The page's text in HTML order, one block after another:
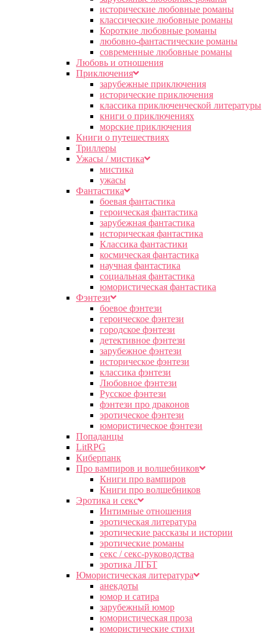
исторические любовные романы
классические любовные романы
Короткие любовные романы
любовно-фантастические романы
современные любовные романы
Любовь и отношения
Приключения
зарубежные приключения
исторические приключения
классика приключенческой литературы
книги о приключениях
морские приключения
Книги о путешествиях
Триллеры
Ужасы / мистика
мистика
ужасы
Фантастика
боевая фантастика
героическая фантастика
зарубежная фантастика
историческая фантастика
Классика фантастики
космическая фантастика
научная фантастика
социальная фантастика
юмористическая фантастика
Фэнтези
боевое фэнтези
героическое фэнтези
городское фэнтези
детективное фэнтези
зарубежное фэнтези
историческое фэнтези
классика фэнтези
Любовное фэнтези
Русское фэнтези
фэнтези про драконов
эротическое фэнтези
юмористическое фэнтези
Попаданцы
LitRPG
Киберпанк
Про вампиров и волшебников
Книги про вампиров
Книги про волшебников
Эротика и секс
Интимные отношения
эротическая литература
эротические рассказы и истории
эротические романы
секс / секс-руководства
эротика ЛГБТ
Юмористическая литература
анекдоты
юмор и сатира
зарубежный юмор
юмористическая проза
юмористические стихи